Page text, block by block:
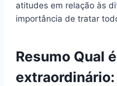
atitudes em relação às
importância de tratar
Resumo Qual
extraordinário: